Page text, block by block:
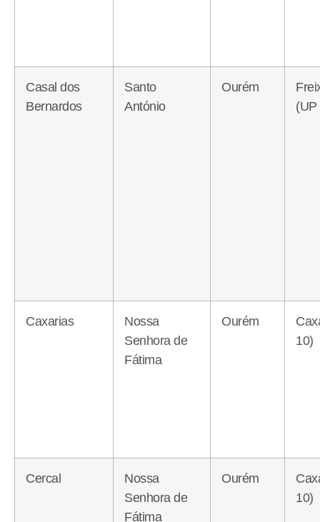
Casal dos
Bernardos
Santo
António
Ourém
(UP
Caxarias
Nossa
Senhora de
Fátima
Ourém
10)
Cercal
Nossa
Senhora de
Fátima
Ourém
10)